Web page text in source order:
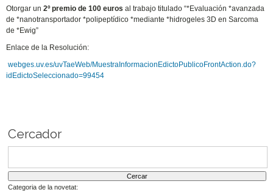
Otorgar un2º premio de 100 eurosal trabajo titulado “*Evaluación *avanzada
de *nanotransportador *polipeptídico *mediante *hidrogeles 3D en Sarcoma
de *Ewig”
Enlace de la Resolución:
webges.uv.es/uvTaeWeb/MuestraInformacionEdictoPublicoFrontAction.do?
idEdictoSeleccionado=99454
Cercador
Categoria de la novetat: